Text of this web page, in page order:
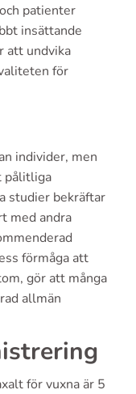
patienter
insättande
att undvika
för
individer, men
pålitliga
studier bekräftar
med andra
förmåga att
gör att många
allmän
för vuxna är 5